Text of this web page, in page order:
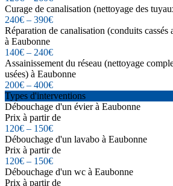
Curage de canalisation (nettoyage des
240€ – 390€
Réparation de canalisation (conduits cassés
à Eaubonne
140€ – 240€
Assainissement du réseau (nettoyage
usées) à Eaubonne
200€ – 400€
Types d'interventions
Débouchage d'un évier à Eaubonne
Prix à partir de
120€ – 150€
Débouchage d'un lavabo à Eaubonne
Prix à partir de
120€ – 150€
Débouchage d'un wc à Eaubonne
Prix à partir de